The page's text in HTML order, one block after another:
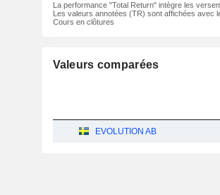
La performance "Total Return" intègre les
Les valeurs annotées (TR) sont affichées avec
Cours en clôtures
Valeurs comparées
EVOLUTION AB